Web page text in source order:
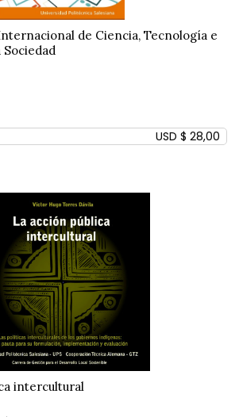
de Ciencia, Tecnología e
USD $ 28,00
intercultural